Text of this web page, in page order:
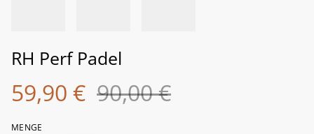
RH Perf Padel
59,90 € 90,00 €
MENGE